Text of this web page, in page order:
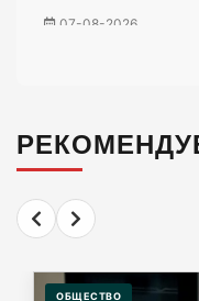
07-08-2026
07-08-2026
«Мираторг»
Люблинского
курятиной.
ОБЩЕСТВО